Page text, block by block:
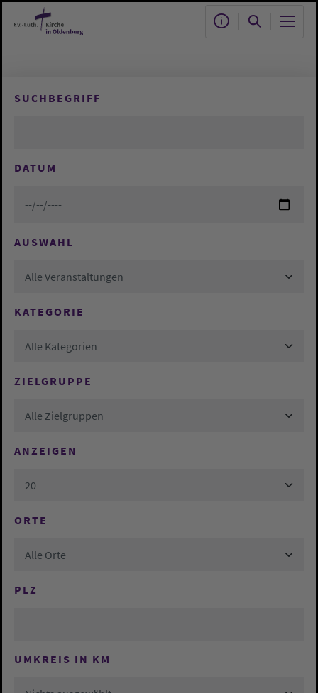
Zum Hauptinhalt springen
SUCHBEGRIFF
DATUM
AUSWAHL
Alle Veranstaltungen
KATEGORIE
Alle Kategorien
ZIELGRUPPE
Alle Zielgruppen
ANZEIGEN
20
ORTE
Alle Orte
PLZ
UMKREIS IN KM